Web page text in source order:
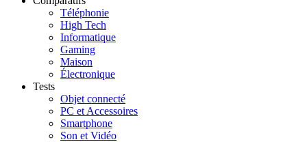
Téléphonie
High Tech
Informatique
Gaming
Maison
Électronique
Tests
Objet connecté
PC et Accessoires
Smartphone
Son et Vidéo